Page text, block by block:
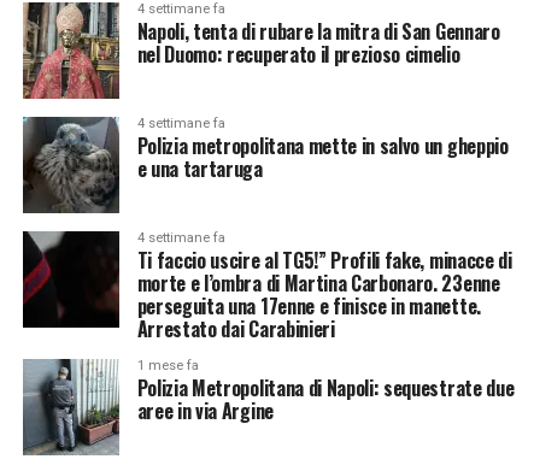
4 settimane fa
Napoli, tenta di rubare la mitra di San Gennaro
nel Duomo: recuperato il prezioso cimelio
4 settimane fa
Polizia metropolitana mette in salvo un gheppio
e una tartaruga
4 settimane fa
Ti faccio uscire al TG5!” Profili fake, minacce di
morte e l’ombra di Martina Carbonaro. 23enne
perseguita una 17enne e finisce in manette.
Arrestato dai Carabinieri
1 mese fa
Polizia Metropolitana di Napoli: sequestrate due
aree in via Argine